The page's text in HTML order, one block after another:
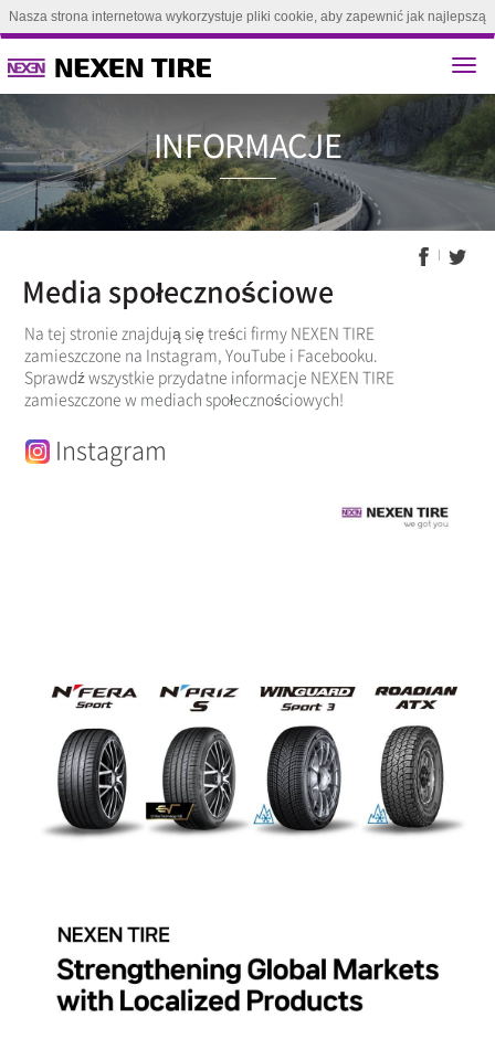
Nasza strona internetowa wykorzystuje pliki cookie, aby zapewnić jak najlepszą
Media społecznościowe
Na tej stronie znajdują się treści firmy NEXEN TIRE
zamieszczone na Instagram, YouTube i Facebooku.
Sprawdź wszystkie przydatne informacje NEXEN TIRE
zamieszczone w mediach społecznościowych!
Instagram